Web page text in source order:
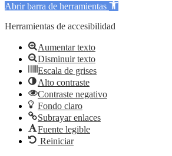
Abrir barra de herramientas
Herramientas de accesibilidad
Aumentar texto
Disminuir texto
Escala de grises
Alto contraste
Contraste negativo
Fondo claro
Subrayar enlaces
Fuente legible
Reiniciar